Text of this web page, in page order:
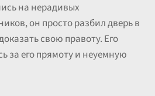
на нерадивых
он просто разбил дверь в
свою правоту. Его
за его прямоту и неуемную